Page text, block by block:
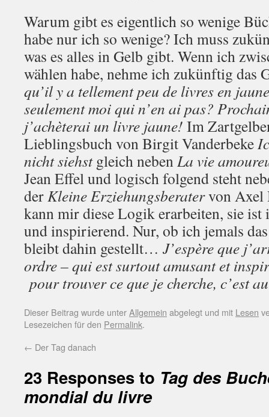
Warum gibt es eigentlich so wenige
habe nur ich so wenige? Ich muss
was es alles in Gelb gibt. Wenn ich
wählen habe, nehme ich zukünftig das
qu’il y a tellement peu de livres en
seulement moi qui n’en ai pas?
j’achèterai un livre jaune! Im
Lieblingsbuch von Birgit Vanderbeke
nicht siehstgleich nebenLa vie
Jean Effel und logisch folgend steht
derKleine Erziehungsberatervon Axel
kann mir diese Logik erarbeiten, sie
und inspirierend. Nur, ob ich jemals
bleibt dahin gestellt… J’espère que
ordre – qui est surtout amusant et
pour trouver ce que je cherche, c’est
Dieser Beitrag wurde unterAllgemein abgelegt und mit Lesen
Lesezeichen für den Permalink.
← Der Tag danach
23 Responses to Tag des
mondial du livre